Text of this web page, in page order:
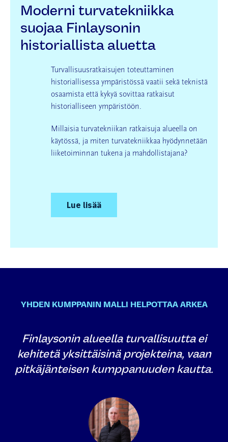
Moderni turvatekniikka
suojaa Finlaysonin
historiallista aluetta
Turvallisuusratkaisujen toteuttaminen
historiallisessa ympäristössä vaatii sekä teknistä
osaamista että kykyä sovittaa ratkaisut
historialliseen ympäristöön.
Millaisia turvatekniikan ratkaisuja alueella on
käytössä, ja miten turvatekniikkaa hyödynnetään
liiketoiminnan tukena ja mahdollistajana?
Lue lisää
YHDEN KUMPPANIN MALLI HELPOTTAA ARKEA
Finlaysonin alueella turvallisuutta ei
kehitetä yksittäisinä projekteina, vaan
pitkäjänteisen kumppanuuden kautta.